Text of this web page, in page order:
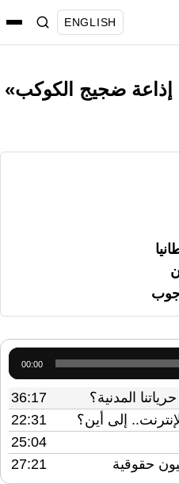
ENGLISH
ضجيج الكوكب»
00:00
المدنية؟
36:17
إلى أين؟
22:31
25:04
حقوقية 27:21